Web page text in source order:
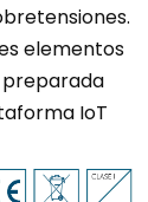
elementos
IoT